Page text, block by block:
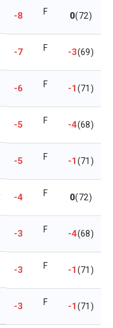
-8 F 0(72)
-7 F -3(69)
-6 F -1(71)
-5 F -4(68)
-5 F -1(71)
-4 F 0(72)
-3 F -4(68)
-3 F -1(71)
-3 F -1(71)